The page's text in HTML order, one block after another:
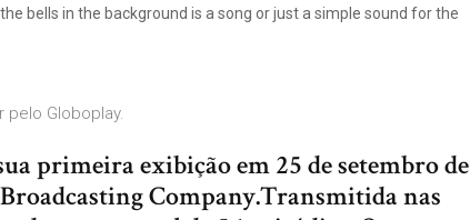
bells in the background is a song or just a simple sound for the
pelo Globoplay.
primeira exibição em 25 de setembro de
Company.Transmitida nas